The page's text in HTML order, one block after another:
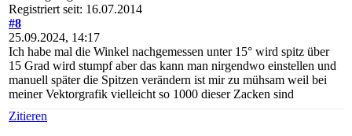
Registriert seit: 16.07.2014
#8
25.09.2024, 14:17
Ich habe mal die Winkel nachgemessen unter 15° wird spitz über
15 Grad wird stumpf aber das kann man nirgendwo einstellen und
manuell später die Spitzen verändern ist mir zu mühsam weil bei
meiner Vektorgrafik vielleicht so 1000 dieser Zacken sind
Zitieren